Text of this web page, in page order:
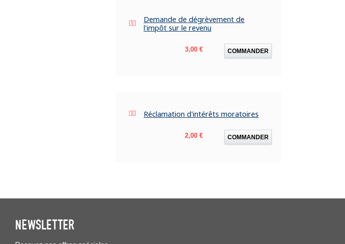
Demande de dégrèvement de
l'impôt sur le revenu
Prix
3,00 € COMMANDER
Réclamation d'intérêts moratoires
Prix
2,00 € COMMANDER
NEWSLETTER